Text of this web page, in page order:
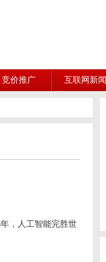
竞价推广 互联网新闻
，人工智能完胜世